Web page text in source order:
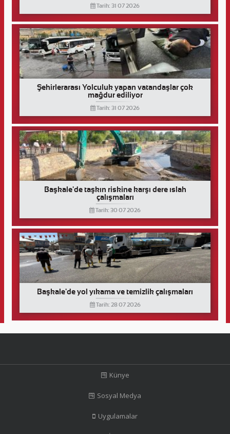
Tarih: 31 07 2026
Şehirlerarası Yolculuk yapan vatandaşlar çok
mağdur ediliyor
Tarih: 31 07 2026
Başkale'de taşkın riskine karşı dere ıslah
çalışmaları
Tarih: 30 07 2026
Başkale'de yol yıkama ve temizlik çalışmaları
Tarih: 28 07 2026
Künye
Sosyal Medya
Uygulamalar